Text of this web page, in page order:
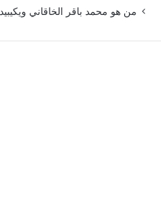
من هو محمد باقر الخاقاني